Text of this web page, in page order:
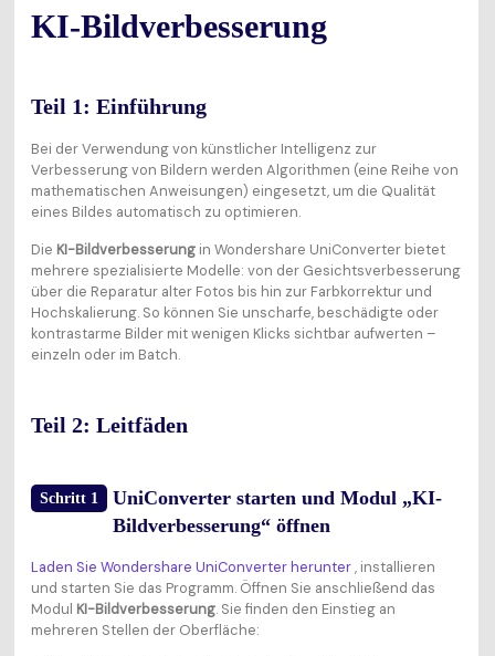
KI-Bildverbesserung
Teil 1: Einführung
Bei der Verwendung von künstlicher Intelligenz zur
Verbesserung von Bildern werden Algorithmen (eine Reihe von
mathematischen Anweisungen) eingesetzt, um die Qualität
eines Bildes automatisch zu optimieren.
Die KI-Bildverbesserungin Wondershare UniConverter bietet
mehrere spezialisierte Modelle: von der Gesichtsverbesserung
über die Reparatur alter Fotos bis hin zur Farbkorrektur und
Hochskalierung. So können Sie unscharfe, beschädigte oder
kontrastarme Bilder mit wenigen Klicks sichtbar aufwerten –
einzeln oder im Batch.
Teil 2: Leitfäden
Schritt 1
UniConverter starten und Modul „KI-
Bildverbesserung“ öffnen
Laden Sie Wondershare UniConverter herunter, installieren
und starten Sie das Programm. Öffnen Sie anschließend das
Modul KI-Bildverbesserung. Sie finden den Einstieg an
mehreren Stellen der Oberfläche: